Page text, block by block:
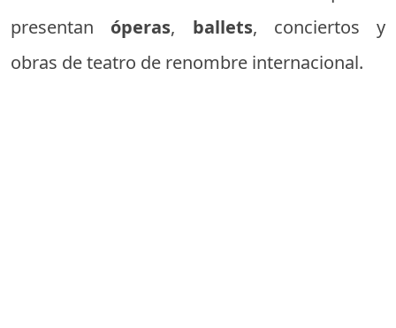
presentan óperas, ballets, conciertos y
obras de teatro de renombre internacional.